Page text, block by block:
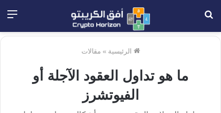
الرئيسية » مقالات
ما هو تداول العقود الآجلة أو
الفيوتشرز